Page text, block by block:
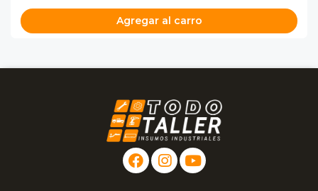
Agregar al carro